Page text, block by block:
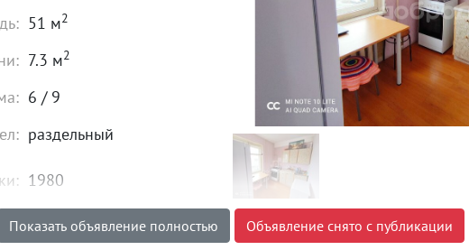
51 м2
7.3 м2
6 / 9
раздельный
1980
от 2,4 м
Показать объявление полностью Объявление снято с публикации